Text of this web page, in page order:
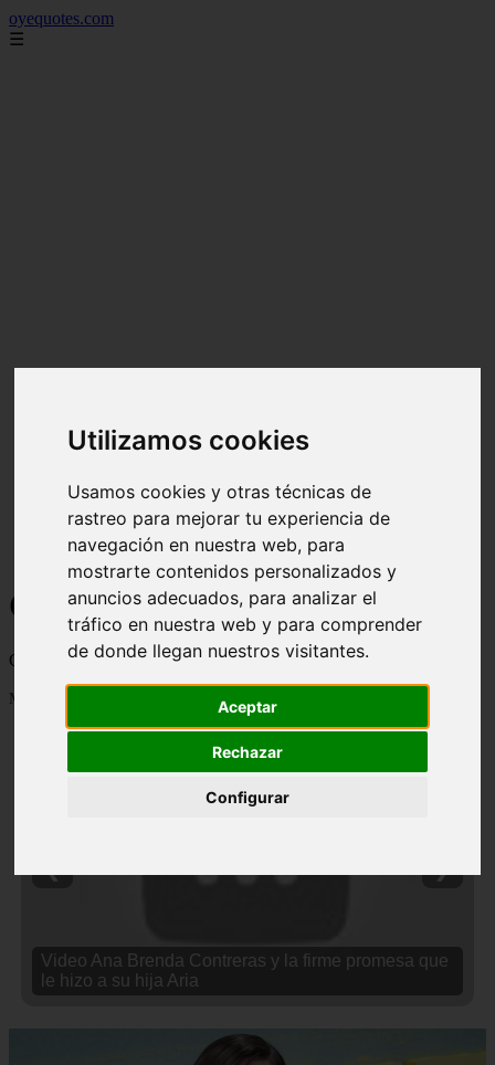
Utilizamos cookies
Usamos cookies y otras técnicas de
rastreo para mejorar tu experiencia de
navegación en nuestra web, para
mostrarte contenidos personalizados y
anuncios adecuados, para analizar el
tráfico en nuestra web y para comprender
de donde llegan nuestros visitantes.
Aceptar
Rechazar
Configurar
oyequotes.com
☰
Curiosidades y Sabias que
Cosas curiosas, curiosidades, noticias impactantes y mucho mas
Mostrando 1 - 24 de 2838 artículos
Video Ana Brenda Contreras y la firme promesa que
le hizo a su hija Aria